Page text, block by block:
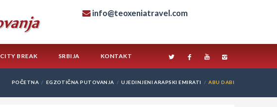
info@teoxeniatravel.com
CITY BREAK SRBIJA KONTAKT
POČETNA EGZOTIČNA PUTOVANJA UJEDINJENI ARAPSKI EMIRATI ABU DABI